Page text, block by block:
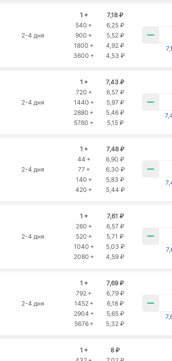
2-4 дня
1 +
7,18 ₽
540 +
6,25 ₽
900 +
5,52 ₽
1800 +
4,92 ₽
3600 +
4,53 ₽
2-4 дня
1 +
7,43 ₽
720 +
6,57 ₽
1440 +
5,97 ₽
2880 +
5,46 ₽
5760 +
5,15 ₽
2-4 дня
1 +
7,48 ₽
44 +
6,90 ₽
77 +
6,30 ₽
140 +
5,83 ₽
420 +
5,44 ₽
2-4 дня
1 +
7,61 ₽
260 +
6,57 ₽
520 +
5,71 ₽
1040 +
5,03 ₽
2080 +
4,59 ₽
2-4 дня
1 +
7,69 ₽
792 +
6,79 ₽
1452 +
6,18 ₽
2904 +
5,65 ₽
5676 +
5,32 ₽
1 +
8 ₽